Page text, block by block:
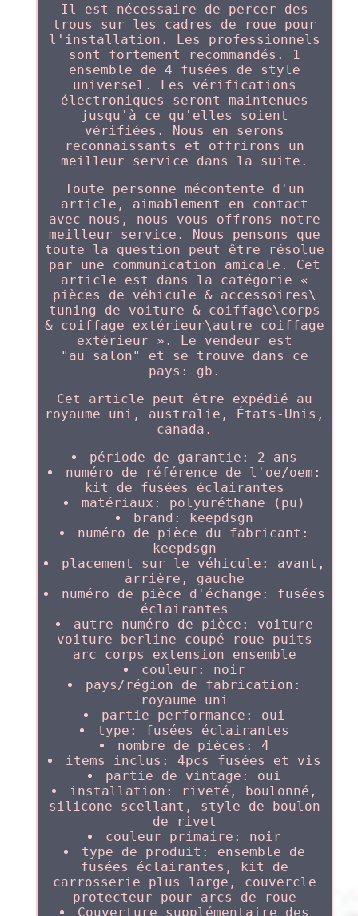
Il est nécessaire de percer des
trous sur les cadres de roue pour
l'installation. Les professionnels
sont fortement recommandés. 1
ensemble de 4 fusées de style
universel. Les vérifications
électroniques seront maintenues
jusqu'à ce qu'elles soient
vérifiées. Nous en serons
reconnaissants et offrirons un
meilleur service dans la suite.
Toute personne mécontente d'un
article, aimablement en contact
avec nous, nous vous offrons notre
meilleur service. Nous pensons que
toute la question peut être résolue
par une communication amicale. Cet
article est dans la catégorie «
pièces de véhicule & accessoires\
tuning de voiture & coiffage\corps
& coiffage extérieur\autre coiffage
extérieur ». Le vendeur est
"au_salon" et se trouve dans ce
pays: gb.
Cet article peut être expédié au
royaume uni, australie, États-Unis,
canada.
période de garantie: 2 ans
numéro de référence de l'oe/oem:
kit de fusées éclairantes
matériaux: polyuréthane (pu)
brand: keepdsgn
numéro de pièce du fabricant:
keepdsgn
placement sur le véhicule: avant,
arrière, gauche
numéro de pièce d'échange: fusées
éclairantes
autre numéro de pièce: voiture
voiture berline coupé roue puits
arc corps extension ensemble
couleur: noir
pays/région de fabrication:
royaume uni
partie performance: oui
type: fusées éclairantes
nombre de pièces: 4
items inclus: 4pcs fusées et vis
partie de vintage: oui
installation: riveté, boulonné,
silicone scellant, style de boulon
de rivet
couleur primaire: noir
type de produit: ensemble de
fusées éclairantes, kit de
carrosserie plus large, couvercle
protecteur pour arcs de roue
Couverture supplémentaire des